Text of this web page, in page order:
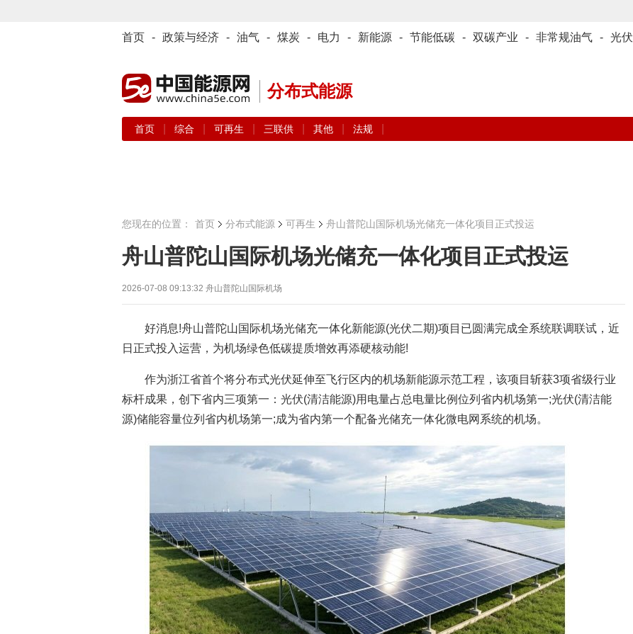
首页 - 政策与经济 - 油气 - 煤炭 - 电力 - 新能源 - 节能低碳 - 双碳产业 - 非常规油气 - 光伏
分布式能源
首页 综合 可再生 三联供 其他 法规
您现在的位置： 首页 分布式能源 可再生 舟山普陀山国际机场光储充一体化项目正式投运
舟山普陀山国际机场光储充一体化项目正式投运
2026-07-08 09:13:32 舟山普陀山国际机场
好消息!舟山普陀山国际机场光储充一体化新能源(光伏二期)项目已圆满完成全系统联调联试，近
日正式投入运营，为机场绿色低碳提质增效再添硬核动能!
作为浙江省首个将分布式光伏延伸至飞行区内的机场新能源示范工程，该项目斩获3项省级行业
标杆成果，创下省内三项第一：光伏(清洁能源)用电量占总电量比例位列省内机场第一;光伏(清洁能
源)储能容量位列省内机场第一;成为省内第一个配备光储充一体化微电网系统的机场。